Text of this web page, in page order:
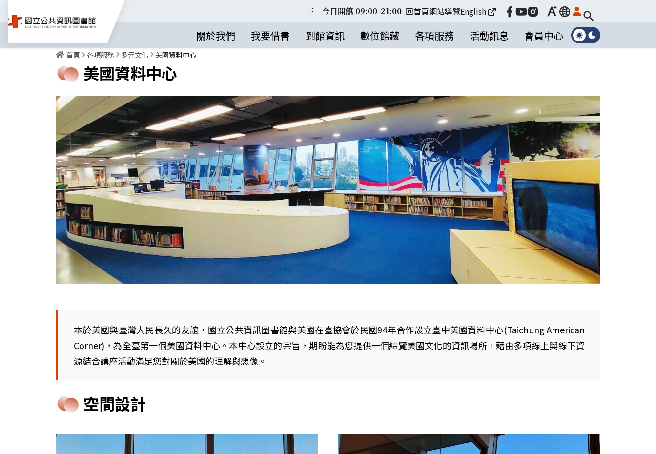
::: 今日開館 09:00-21:00 回首頁網站導覽English ｜ ｜ 放大
language
關於我們 我要借書 到館資訊 數位館藏 各項服務 活動訊息 會員中心
首頁 各項服務 多元文化 美國資料中心
美國資料中心
本於美國與臺灣人民長久的友誼，國立公共資訊圖書館與美國在臺協會於民國94年合作設立臺中美國資料中心(Taichung American
Corner)，為全臺第一個美國資料中心。本中心設立的宗旨，期盼能為您提供一個綜覽美國文化的資訊場所，藉由多項線上與線下資
源結合講座活動滿足您對關於美國的理解與想像。
空間設計